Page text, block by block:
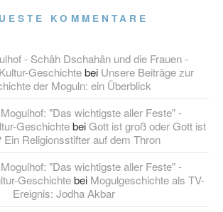
KOMMENTARE
- Schâh Dschahân und die Frauen -
Geschichtebei Unsere Beiträge zur
der Moguln: ein Überblick
"Das wichtigste aller Feste" -
GeschichtebeiGott ist groß oder Gott ist
Ein Religionsstifter auf dem Thron
"Das wichtigste aller Feste" -
Geschichtebei Mogulgeschichte als TV-
Ereignis: Jodha Akbar